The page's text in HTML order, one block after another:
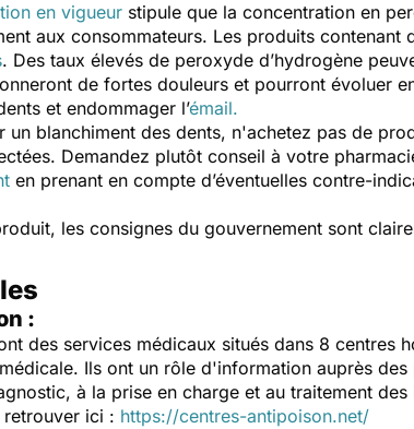
en vigueur stipule que la concentration en
aux consommateurs. Les produits contenant
. Des taux élevés de peroxyde d’hydrogène
de fortes douleurs et pourront évoluer
et endommager l’émail.
un blanchiment des dents, n'achetez pas de
Demandez plutôt conseil à votre
en prenant en compte d’éventuelles contre-
les consignes du gouvernement sont
:
des services médicaux situés dans 8 centres
Ils ont un rôle d'information auprès
à la prise en charge et au traitement
retrouver ici : https://centres-antipoison.net/